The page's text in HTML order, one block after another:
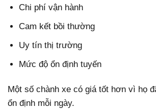
Chi phí vận hành
Cam kết bồi thường
Uy tín thị trường
Mức độ ổn định tuyến
Một số chành xe có giá tốt hơn vì họ
ổn định mỗi ngày.